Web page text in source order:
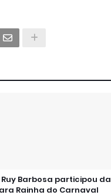
Barbosa participou da
Rainha do Carnaval